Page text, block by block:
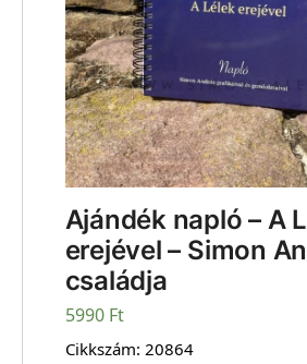
Ajándék napló – A
erejével – Simon
családja
5990 Ft
Cikkszám: 20864